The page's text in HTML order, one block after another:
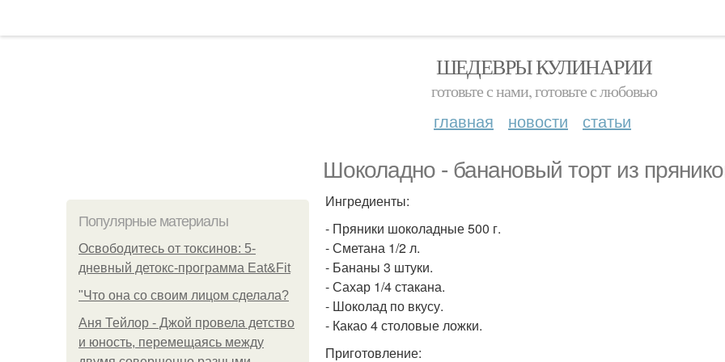
ШЕДЕВРЫ КУЛИНАРИИ
готовьте с нами, готовьте с любовью
главная новости статьи
Шоколадно - банановый торт из
Популярные материалы
Освободитесь от токсинов: 5-
дневный детокс-программа Eat&Fit
"Что она со своим лицом сделала?
Аня Тейлор - Джой провела детство
и юность, перемещаясь между
Ингредиенты:
- Пряники шоколадные 500 г.
- Сметана 1/2 л.
- Бананы 3 штуки.
- Сахар 1/4 стакана.
- Шоколад по вкусу.
- Какао 4 столовые ложки.
Приготовление: